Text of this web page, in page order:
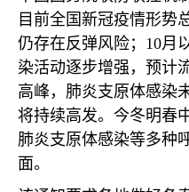
目前全国新冠疫情形势
仍存在反弹风险； 10月
染活动逐步增强，预计
高峰，肺炎支原体感染
将持续高发。今冬明春
肺炎支原体感染等多种
面。